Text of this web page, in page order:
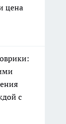
цена
с